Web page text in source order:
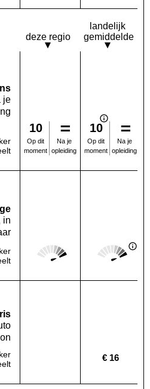
deze regio
landelijk
gemiddelde
je
10
Op dit
moment
Na je
opleiding
10
Op dit
moment
Na je
opleiding
in
Deze regio:
Score: 5 van 5
Landelijk
Score: 5 van
Geen waarde bekendLandelijk
€ 16